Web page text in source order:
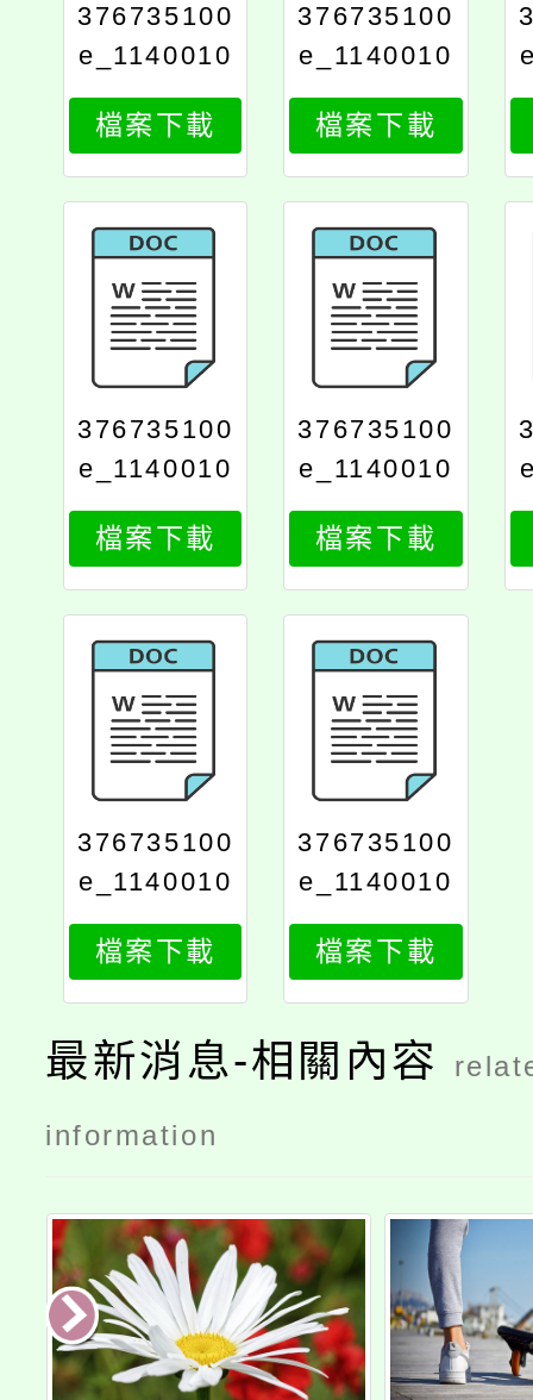
376735100
e_1140010
926_attach
4
檔案下載
376735100
e_1140010
926_attach
5
檔案下載
376735100
e_1140010
926_attach
7
檔案下載
376735100
e_1140010
926_attach
81
檔案下載
376735100
e_1140010
926_attach
91
檔案下載
376735100
e_1140010
926_attach
9
檔案下載
最新消息-相關內容
information